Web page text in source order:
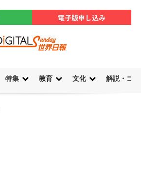
電子版申し込み
特集 教育 文化 解説・コ